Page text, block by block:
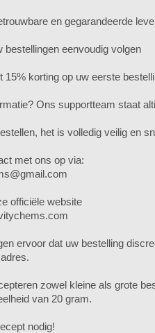
en gegarandeerde
bestellingen eenvoudig volgen
15% korting op uw eerste
Ons supportteam staat
het is volledig veilig en
met ons op via:
officiële website
ervoor dat uw bestelling
zowel kleine als grote
van 20 gram.
nodig!